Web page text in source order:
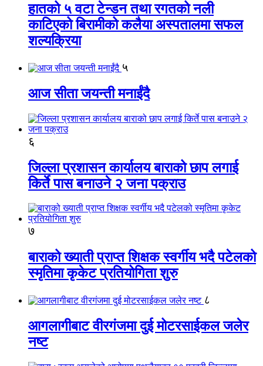
हातको ५ वटा टेन्डन तथा रगतको नली
काटिएको बिरामीको कलैया अस्पतालमा सफल
शल्यक्रिया
५
आज सीता जयन्ती मनाईंदै
६
जिल्ला प्रशासन कार्यालय बाराको छाप लगाई
किर्ते पास बनाउने २ जना पक्राउ
७
बाराको ख्याती प्राप्त शिक्षक स्वर्गीय भदै पटेलको
स्मृतिमा कृकेट प्रतियोगिता शुरु
८
आगलागीबाट वीरगंजमा दुई मोटरसाईकल जलेर
नष्ट